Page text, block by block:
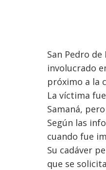
San Pedro
involucrado
próximo a la
La víctima
Samaná,
Según las
cuando fue
Su cadáver
que se